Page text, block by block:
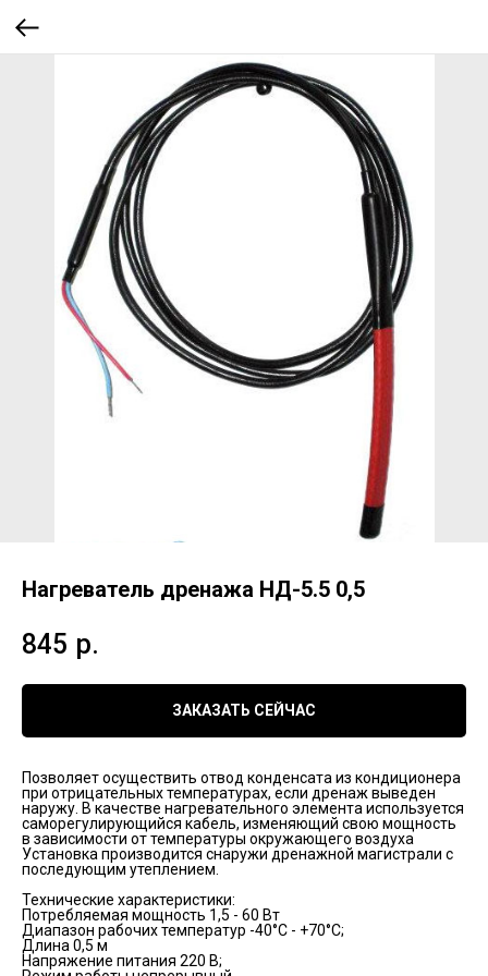
Нагреватель дренажа НД-5.5 0,5
845 р.
ЗАКАЗАТЬ СЕЙЧАС
Позволяет осуществить отвод конденсата из кондиционера
при отрицательных температурах, если дренаж выведен
наружу. В качестве нагревательного элемента используется
саморегулирующийся кабель, изменяющий свою мощность
в зависимости от температуры окружающего воздуха
Установка производится снаружи дренажной магистрали с
последующим утеплением.
Технические характеристики:
Потребляемая мощность 1,5 - 60 Вт
Диапазон рабочих температур -40°С - +70°С;
Длина 0,5 м
Напряжение питания 220 В;